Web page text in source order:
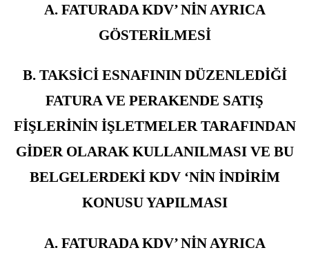
A. FATURADA KDV’ NİN AYRICA
GÖSTERİLMESİ
B. TAKSİCİ ESNAFININ DÜZENLEDİĞİ
FATURA VE PERAKENDE SATIŞ
FİŞLERİNİN İŞLETMELER TARAFINDAN
GİDER OLARAK KULLANILMASI VE BU
BELGELERDEKİ KDV ‘NİN İNDİRİM
KONUSU YAPILMASI
A. FATURADA KDV’ NİN AYRICA